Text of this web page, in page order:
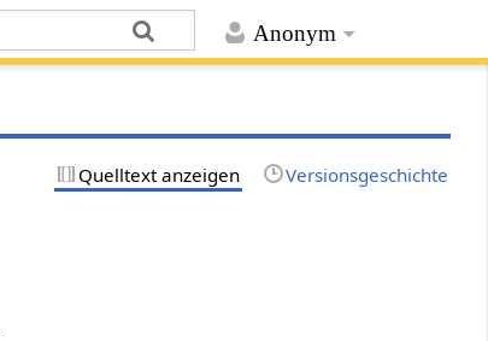
Anonym
Quelltext anzeigen Versionsgeschichte